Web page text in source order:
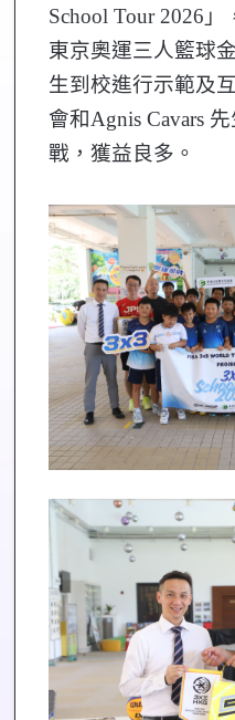
School Tour 2026
東京奧運三人籃球
生到校進行示範及
會和Agnis Cavars
戰，獲益良多。